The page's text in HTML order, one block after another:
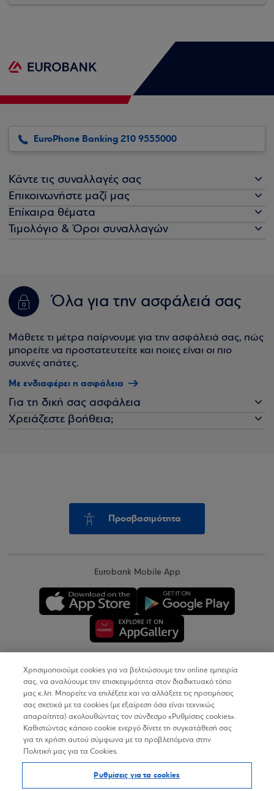
EuroPhone Banking 210 9555000
Κάντε τις συναλλαγές σας
Επικοινωνήστε μαζί μας
Επίκαιρα θέματα
Τιμολόγιο & Όροι συναλλαγών
Όλα για την ασφάλειά σας
Μάθετε τι μέτρα παίρνουμε για την ασφάλειά σας, πώς
μπορείτε να προστατευτείτε και ποιες είναι οι πιο
συχνές απάτες.
Με ενδιαφέρει η ασφάλεια
Για τη δική σας ασφάλεια
Χρειάζεστε βοήθεια;
Προσβασιμότητα
Eurobank Mobile App
Copyright © 2026
Όροι Χρήσης
Προσωπικά Δεδομένα στον Διαδικτυακό Τόπο
Δήλωση Προσβασιμότητας
Χρησιμοποιούμε cookies για να βελτιώσουμε την online εμπειρία
σας, να αναλύουμε την επισκεψιμότητα στον διαδικτυακό τόπο
μας κ.λπ. Μπορείτε να επιλέξετε και να αλλάξετε τις προτιμήσεις
σας σχετικά με τα cookies (με εξαίρεση όσα είναι τεχνικώς
απαραίτητα) ακολουθώντας τον σύνδεσμο «Ρυθμίσεις cookies».
Καθιστώντας κάποιο cookie ενεργό δίνετε τη συγκατάθεσή σας
για τη χρήση αυτού σύμφωνα με τα προβλεπόμενα στην
Πολιτική μας για τα Cookies.
Ρυθμίσεις για τα cookies